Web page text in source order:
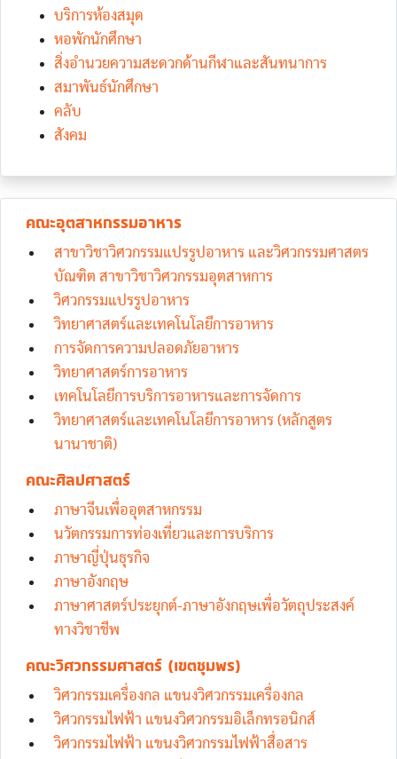
บริการห้องสมุด
หอพักนักศึกษา
สิ่งอำนวยความสะดวกด้านกีฬาและสันทนาการ
สมาพันธ์นักศึกษา
คลับ
สังคม
คณะอุตสาหกรรมอาหาร
สาขาวิชาวิศวกรรมแปรรูปอาหาร และวิศวกรรมศาสตร
บัณฑิต สาขาวิชาวิศวกรรมอุตสาหการ
วิศวกรรมแปรรูปอาหาร
วิทยาศาสตร์และเทคโนโลยีการอาหาร
การจัดการความปลอดภัยอาหาร
วิทยาศาสตร์การอาหาร
เทคโนโลยีการบริการอาหารและการจัดการ
วิทยาศาสตร์และเทคโนโลยีการอาหาร (หลักสูตร
นานาชาติ)
คณะศิลปศาสตร์
ภาษาจีนเพื่ออุตสาหกรรม
นวัตกรรมการท่องเที่ยวและการบริการ
ภาษาญี่ปุ่นธุรกิจ
ภาษาอังกฤษ
ภาษาศาสตร์ประยุกต์-ภาษาอังกฤษเพื่อวัตถุประสงค์
ทางวิชาชีพ
คณะวิศวกรรมศาสตร์ (เขตชุมพร)
วิศวกรรมเครื่องกล แขนงวิศวกรรมเครื่องกล
วิศวกรรมไฟฟ้า แขนงวิศวกรรมอิเล็กทรอนิกส์
วิศวกรรมไฟฟ้า แขนงวิศวกรรมไฟฟ้าสื่อสาร